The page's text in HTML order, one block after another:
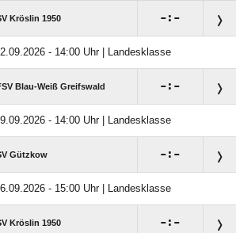
Kröslin 1950 : 
- 14:00 Uhr | Landesklasse
Blau-Weiß Greifswald : 
- 14:00 Uhr | Landesklasse
Gützkow : 
- 15:00 Uhr | Landesklasse
Kröslin 1950 : 